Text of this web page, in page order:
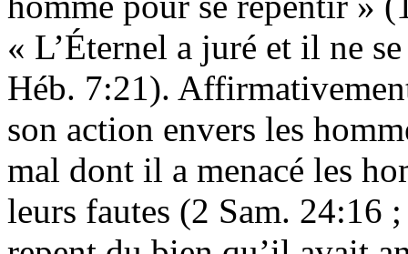
« L’Éternel a juré et il ne
Héb. 7:21).
son action envers les
mal dont il a menacé les
leurs fautes (2 Sam. 24:16